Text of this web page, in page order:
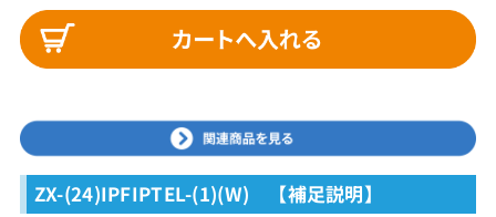
ZX-(24)IPFIPTEL-(1)(W) 【補足説明】